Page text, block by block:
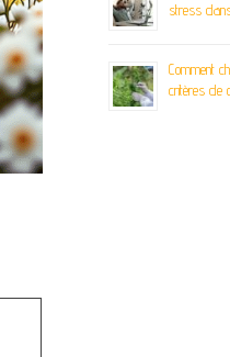
stress dans
Comment
critères de